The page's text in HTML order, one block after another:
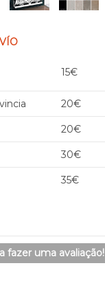
15€
20€
20€
30€
35€
fazer uma avaliação!